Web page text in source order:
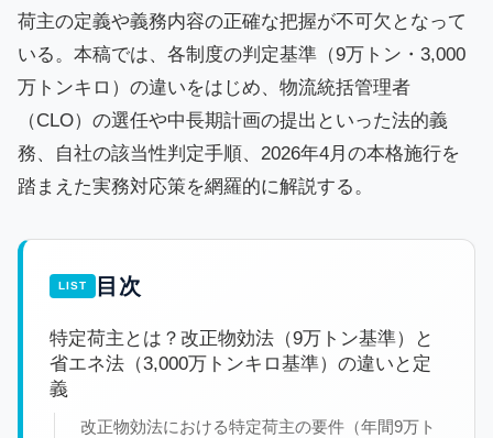
荷主の定義や義務内容の正確な把握が不可欠となって
いる。本稿では、各制度の判定基準（9万トン・3,000
万トンキロ）の違いをはじめ、物流統括管理者
（CLO）の選任や中長期計画の提出といった法的義
務、自社の該当性判定手順、2026年4月の本格施行を
踏まえた実務対応策を網羅的に解説する。
目次
特定荷主とは？改正物効法（9万トン基準）と
省エネ法（3,000万トンキロ基準）の違いと定
義
改正物効法における特定荷主の要件（年間9万ト